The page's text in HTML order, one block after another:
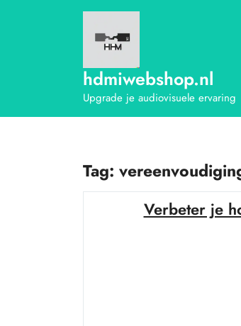
hdmiwebshop.nl
Upgrade je audiovisuele ervaring
Tag:
Verbeter je